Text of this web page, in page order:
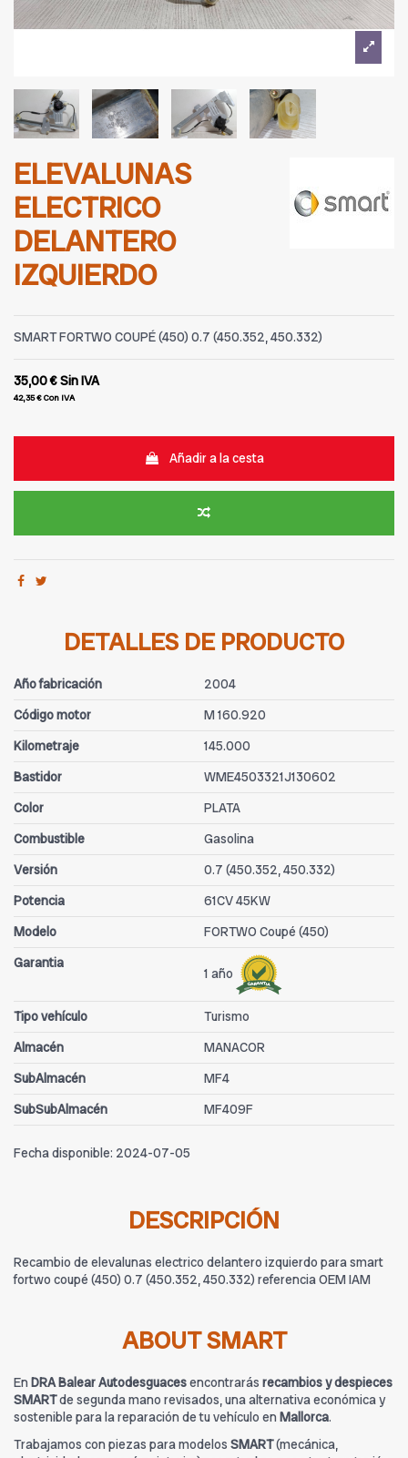
ELEVALUNAS
ELECTRICO
DELANTERO
IZQUIERDO
SMART FORTWO COUPÉ (450) 0.7 (450.352, 450.332)
35,00 €Sin IVA
42,35 €Con IVA
Añadir a la cesta
DETALLES DE PRODUCTO
Año fabricación
2004
Código motor
M 160.920
Kilometraje
145.000
Bastidor
WME4503321J130602
Color
PLATA
Combustible
Gasolina
Versión
0.7 (450.352, 450.332)
Potencia
61CV 45KW
Modelo
FORTWO Coupé (450)
Garantia
1 año
Tipo vehículo
Turismo
Almacén
MANACOR
SubAlmacén
MF4
SubSubAlmacén
MF409F
Fecha disponible: 2024-07-05
DESCRIPCIÓN
Recambio de elevalunas electrico delantero izquierdo para smart
fortwo coupé (450) 0.7 (450.352, 450.332) referencia OEM IAM
ABOUT SMART
En DRA Balear Autodesguacesencontrarás recambios y despieces
SMARTde segunda mano revisados, una alternativa económica y
sostenible para la reparación de tu vehículo en Mallorca.
Trabajamos con piezas para modelos SMART(mecánica,